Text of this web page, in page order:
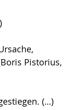
Pistorius,